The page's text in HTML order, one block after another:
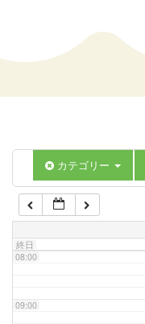
カテゴリー
終日
04:00
07:00
08:00
09:00